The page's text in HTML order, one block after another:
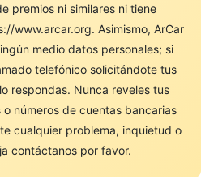
premios ni similares ni tiene
www.arcar.org. Asimismo, ArCar
medio datos personales; si
telefónico solicitándote tus
respondas. Nunca reveles tus
números de cuentas bancarias
cualquier problema, inquietud o
contáctanos por favor.